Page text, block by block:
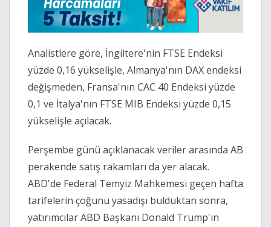
Analistlere göre, İngiltere'nin FTSE Endeksi
yüzde 0,16 yükselişle, Almanya'nın DAX endeksi
değişmeden, Fransa'nın CAC 40 Endeksi yüzde
0,1 ve İtalya'nın FTSE MIB Endeksi yüzde 0,15
yükselişle açılacak.
Perşembe günü açıklanacak veriler arasında AB
perakende satış rakamları da yer alacak.
ABD'de Federal Temyiz Mahkemesi geçen hafta
tarifelerin çoğunu yasadışı bulduktan sonra,
yatırımcılar ABD Başkanı Donald Trump'ın